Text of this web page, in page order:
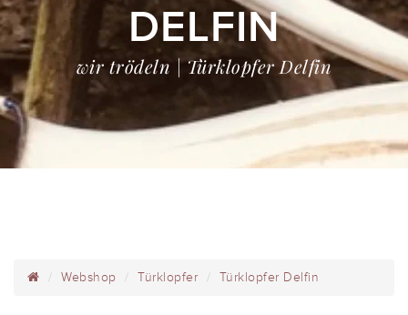
DELFIN
wir trödeln | Türklopfer Delfin
Webshop Türklopfer Türklopfer Delfin